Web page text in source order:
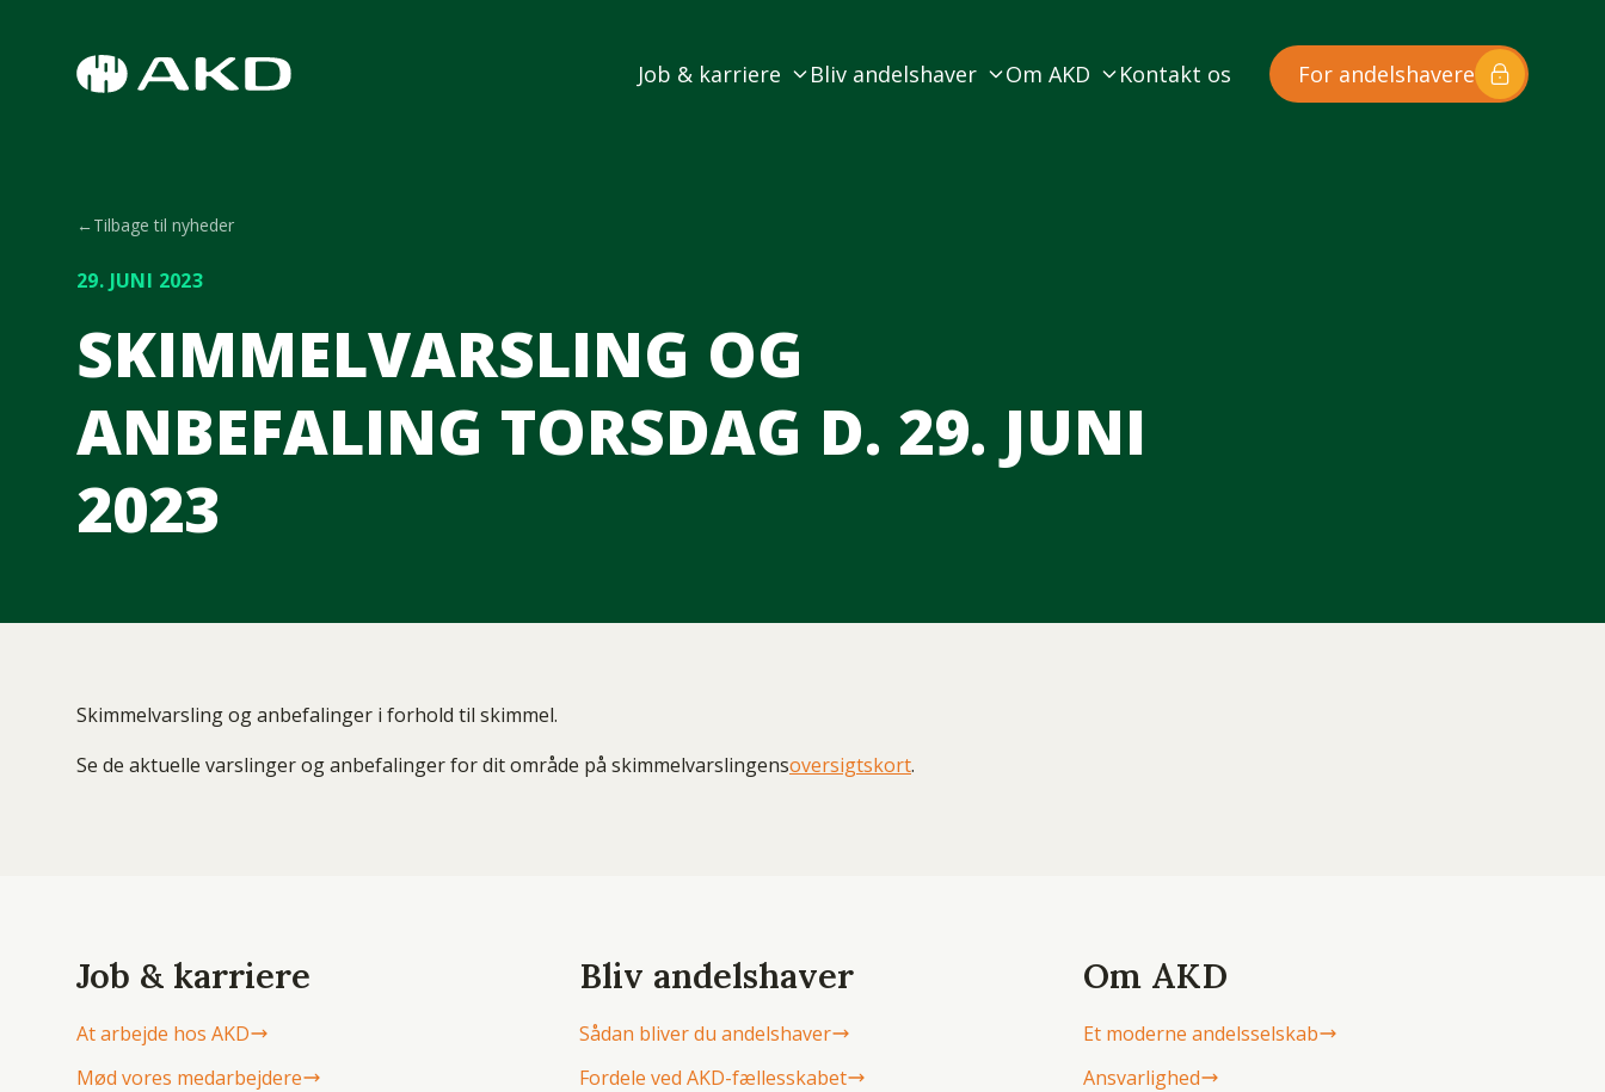
Job & karriere Bliv andelshaver Om AKD Kontakt os For andelshavere
←Tilbage til nyheder
29. JUNI 2023
SKIMMELVARSLING OG
ANBEFALING TORSDAG D. 29. JUNI
2023
Skimmelvarsling og anbefalinger i forhold til skimmel.
Se de aktuelle varslinger og anbefalinger for dit område på skimmelvarslingensoversigtskort.
Job & karriere
At arbejde hos AKD
Mød vores medarbejdere
Bliv andelshaver
Sådan bliver du andelshaver
Fordele ved AKD-fællesskabet
Om AKD
Et moderne andelsselskab
Ansvarlighed